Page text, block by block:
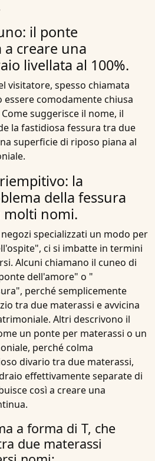
il ponte
creare una
livellata al 100%.
visitatore, spesso chiamata
essere comodamente chiusa
suggerisce il nome, il
la fastidiosa fessura tra due
superficie di riposo piana al
la
della fessura
molti nomi.
specializzati un modo per
ci si imbatte in termini
Alcuni chiamano il cuneo di
dell'amore" o "
, perché semplicemente
tra due materassi e avvicina
Altri descrivono il
un ponte per materassi o un
perché colma
divario tra due materassi,
effettivamente separate di
così a creare una
a forma di T, che
due materassi